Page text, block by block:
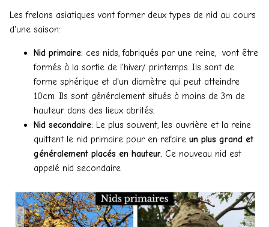
Les frelons asiatiques vont former deux types de nid au cours
d'une saison:
Nid primaire: ces nids, fabriqués par une reine, vont être
formés à la sortie de l'hiver/ printemps. Ils sont de
forme sphérique et d'un diamètre qui peut atteindre
10cm. Ils sont généralement situés à moins de 3m de
hauteur dans des lieux abrités.
Nid secondaire: Le plus souvent, les ouvrière et la reine
quittent le nid primaire pour en refaire un plus grand et
généralement placés en hauteur. Ce nouveau nid est
appelé nid secondaire.